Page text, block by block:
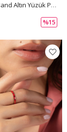
Forte Taşlı Band Altın Yüzük PI0247
%15